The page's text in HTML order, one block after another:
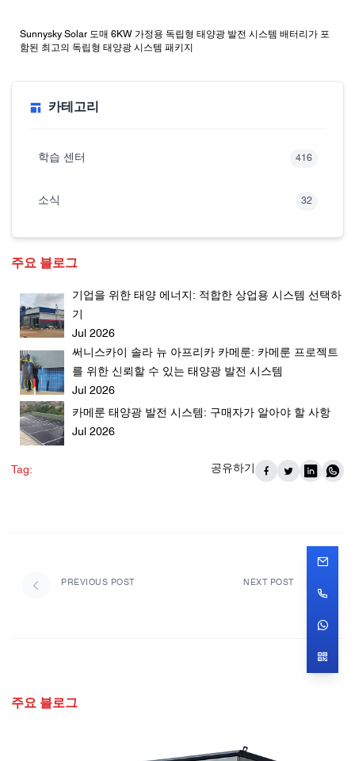
Sunnysky Solar 도매 6KW 가정용 독립형 태양광 발전 시스템 배터리가 포
함된 최고의 독립형 태양광 시스템 패키지
카테고리
학습 센터 416
소식 32
주요 블로그
기업을 위한 태양 에너지: 적합한 상업용 시스템 선택하
기
Jul 2026
써니스카이 솔라 뉴 아프리카 카메룬: 카메룬 프로젝트
를 위한 신뢰할 수 있는 태양광 발전 시스템
Jul 2026
카메룬 태양광 발전 시스템: 구매자가 알아야 할 사항
Jul 2026
Tag: 공유하기
PREVIOUS POST NEXT POST
주요 블로그